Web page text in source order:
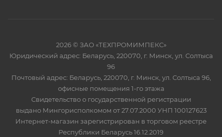
2026 © ЗАО «ТЕХПРОМИМПЕКС»
Юридический адрес: Беларусь, 220070, г. Минск, ул. Солтыса
96
Почтовый адрес: Беларусь, 220070, г. Минск, ул. Солтыса 96,
офисные помещения 1-го этажа
Свидетельство о государственной регистрации
выдано Мингорисполкомом от 27.07.2000 УНП 100127623
Интернет-магазин зарегистрирован в торговом реестре
Республики Беларусь 16.12.2019